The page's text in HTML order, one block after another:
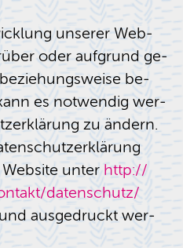
un­se­rer Web­
oder auf­grund ge­
be­
es not­wen­dig wer­
zu än­dern.
unter http://​
​datenschutz/
aus­ge­druckt wer­